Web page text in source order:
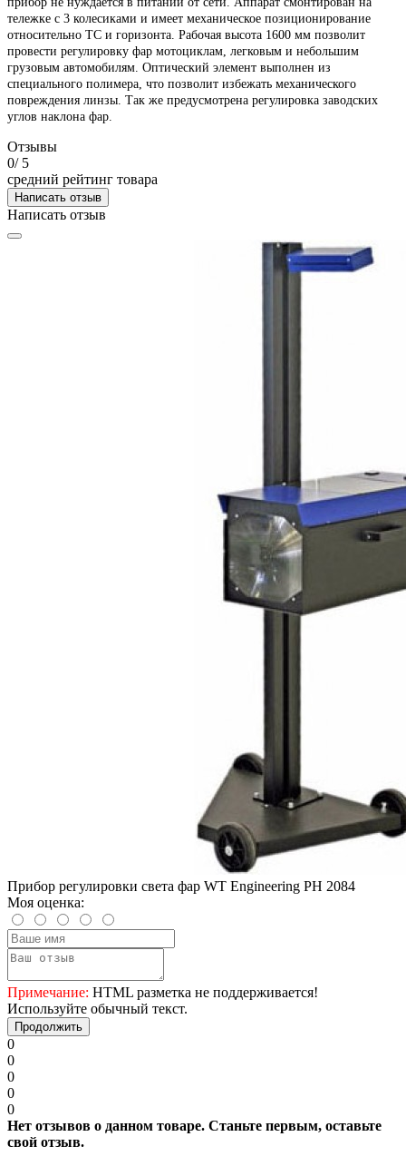
тележке с 3 колесиками и имеет механическое позиционирование
относительно ТС и горизонта. Рабочая высота 1600 мм позволит
провести регулировку фар мотоциклам, легковым и небольшим
грузовым автомобилям. Оптический элемент выполнен из
специального полимера, что позволит избежать механического
повреждения линзы. Так же предусмотрена регулировка заводских
углов наклона фар.
Отзывы
0/ 5
средний рейтинг товара
Написать отзыв
Написать отзыв
Прибор регулировки света фар WT Engineering PH 2084
Моя оценка:
Примечание: HTML разметка не поддерживается!
Используйте обычный текст.
Продолжить
0
0
0
0
0
Нет отзывов о данном товаре. Станьте первым, оставьте
свой отзыв.